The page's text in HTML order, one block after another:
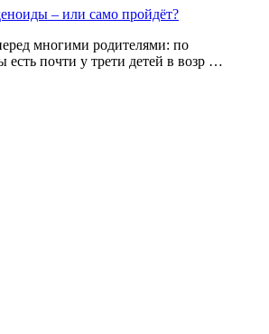
– или само пройдёт?
многими родителями: по
есть почти у трети детей в возр …